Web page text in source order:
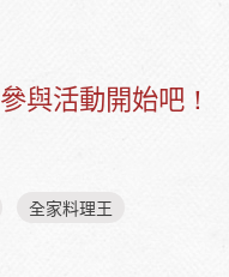
與活動開始吧！
全家料理王